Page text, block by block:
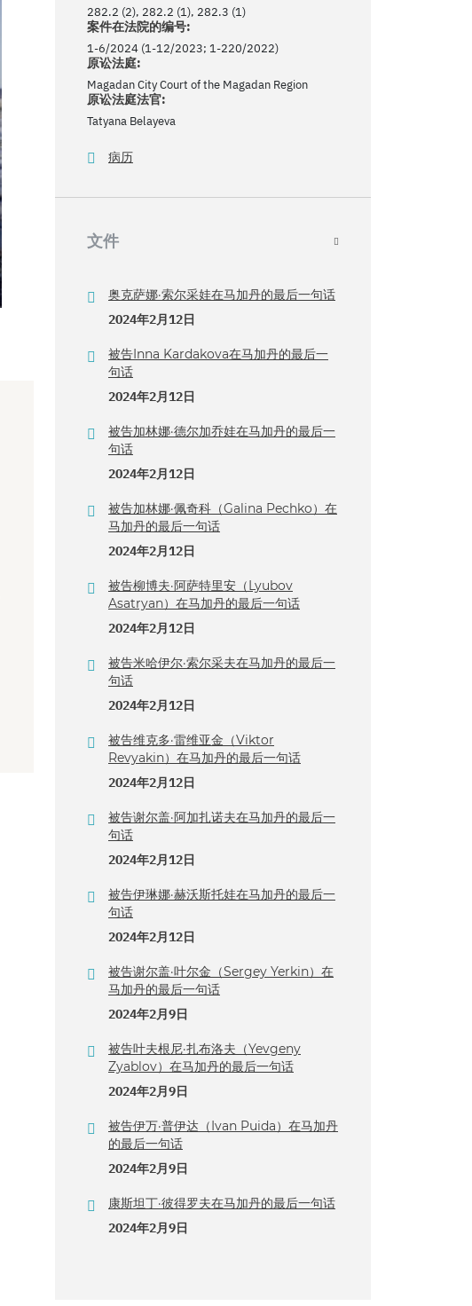
282.2 (2), 282.2 (1), 282.3 (1)
案件在法院的编号:
1-6/2024 (1-12/2023; 1-220/2022)
原讼法庭:
Magadan City Court of the Magadan Region
原讼法庭法官:
Tatyana Belayeva
病历
文件
奥克萨娜·索尔采娃在马加丹的最后一句话
2024年2月12日
被告Inna Kardakova在马加丹的最后一
句话
2024年2月12日
被告加林娜·德尔加乔娃在马加丹的最后一
句话
2024年2月12日
被告加林娜·佩奇科（Galina Pechko）在
马加丹的最后一句话
2024年2月12日
被告柳博夫·阿萨特里安（Lyubov
Asatryan）在马加丹的最后一句话
2024年2月12日
被告米哈伊尔·索尔采夫在马加丹的最后一
句话
2024年2月12日
被告维克多·雷维亚金（Viktor
Revyakin）在马加丹的最后一句话
2024年2月12日
被告谢尔盖·阿加扎诺夫在马加丹的最后一
句话
2024年2月12日
被告伊琳娜·赫沃斯托娃在马加丹的最后一
句话
2024年2月12日
被告谢尔盖·叶尔金（Sergey Yerkin）在
马加丹的最后一句话
2024年2月9日
被告叶夫根尼·扎布洛夫（Yevgeny
Zyablov）在马加丹的最后一句话
2024年2月9日
被告伊万·普伊达（Ivan Puida）在马加丹
的最后一句话
2024年2月9日
康斯坦丁·彼得罗夫在马加丹的最后一句话
2024年2月9日